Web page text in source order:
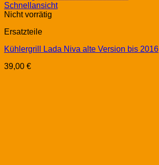
Schnellansicht
Nicht vorrätig
Ersatzteile
Kühlergrill Lada Niva alte Version bis 2016
39,00 €